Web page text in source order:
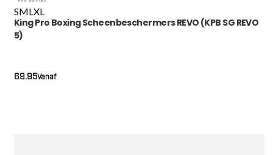
SMLXL
King Pro Boxing Scheenbeschermers REVO (KPB SG REVO
5)
Vanaf
69.95